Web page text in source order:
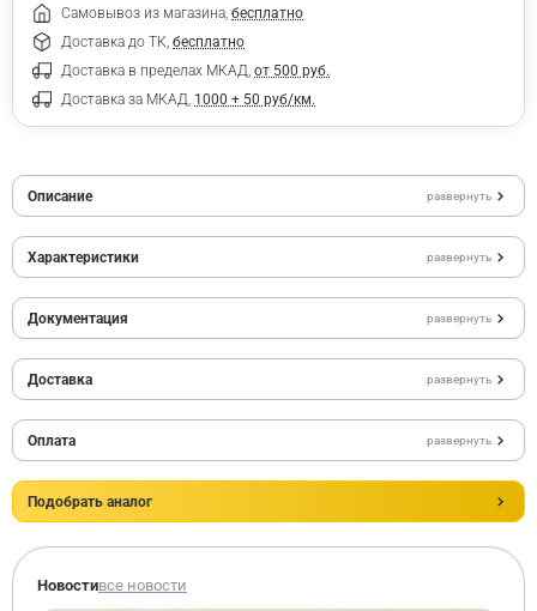
Самовывоз из магазина, бесплатно
Доставка до ТК, бесплатно
Доставка в пределах МКАД, от 500 руб.
Доставка за МКАД, 1000 + 50 руб/км.
Описание развернуть
Характеристики развернуть
Документация развернуть
Доставка развернуть
Оплата развернуть
Подобрать аналог
Новостивсе новости